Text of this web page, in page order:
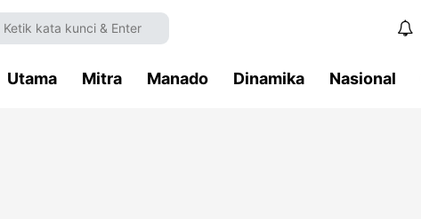
Utama Mitra Manado Dinamika Nasional